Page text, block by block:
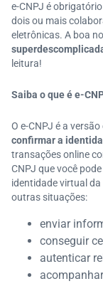
e-CNPJ é
dois ou mais
eletrônicas. A boa
leitura!
Saiba o que é e-
O e-CNPJ é a
confirmar a
transações online
CNPJ que você
identidade virtual
outras situações:
enviar
conseguir
autenticar